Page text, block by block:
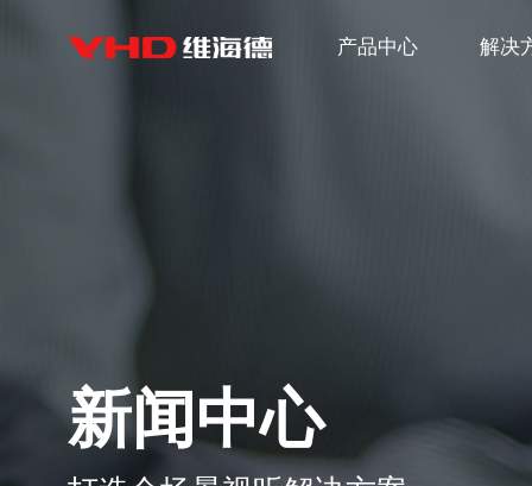
产品中心 解决
新闻中心